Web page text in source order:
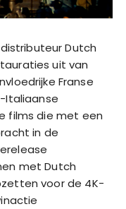
Dutch
uit van
Franse
Italiaanse
films die met een
in de
met Dutch
voor de 4K-